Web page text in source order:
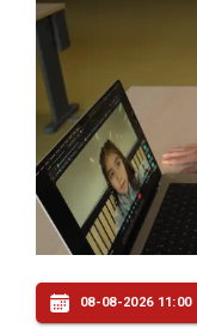
08-08-2026 11:00